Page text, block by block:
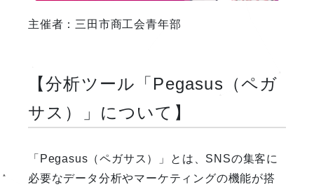
主催者：三田市商工会青年部
【分析ツール「Pegasus（ペガ
サス）」について】
「Pegasus（ペガサス）」とは、SNSの集客に
必要なデータ分析やマーケティングの機能が搭